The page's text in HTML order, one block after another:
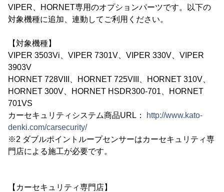
VIPER、HORNET専用のオプションパーツです。以下の
対象機種に追加、連動してご利用ください。
【対象機種】
VIPER 3503Vi、VIPER 7301V、VIPER 330V、VIPER
3903V
HORNET 728VIII、HORNET 725VIII、HORNET 310V、
HORNET 300V、HORNET HSDR300-701、HORNET
701VS
カーセキュリティシステム商品URL：
http://www.kato-
denki.com/carsecurity/
※2 ダブルポイントループセンサーはカーセキュリティ専
門店による施工が必要です。
【カーセキュリティ専門店】